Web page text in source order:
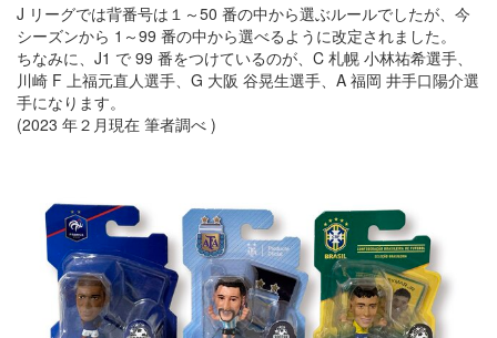
J リーグでは背番号は１～50 番の中から選ぶルールでしたが、今
シーズンから 1～99 番の中から選べるように改定されました。
ちなみに、J1 で 99 番をつけているのが、C 札幌 小林祐希選手、
川崎 F 上福元直人選手、G 大阪 谷晃生選手、A 福岡 井手口陽介選
手になります。
(2023 年２月現在 筆者調べ )